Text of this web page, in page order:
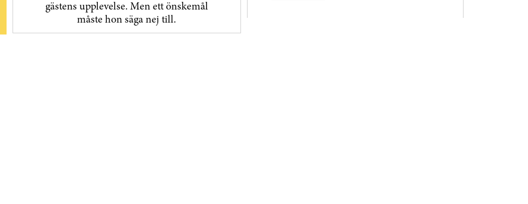
gästens upp­levelse. Men ett önskemål
måste hon säga nej till.